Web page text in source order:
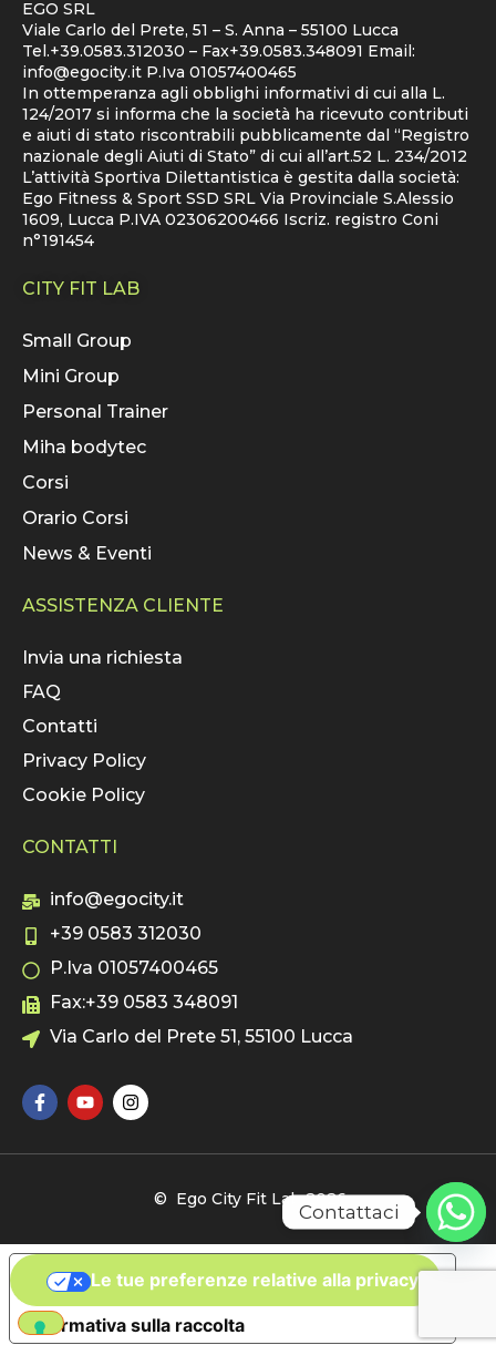
EGO SRL
Viale Carlo del Prete, 51 – S. Anna – 55100 Lucca
Tel.+39.0583.312030 – Fax+39.0583.348091 Email:
info@egocity.it P.Iva 01057400465
In ottemperanza agli obblighi informativi di cui alla L.
124/2017 si informa che la società ha ricevuto contributi
e aiuti di stato riscontrabili pubblicamente dal “Registro
nazionale degli Aiuti di Stato” di cui all’art.52 L. 234/2012
L’attività Sportiva Dilettantistica è gestita dalla società:
Ego Fitness & Sport SSD SRL Via Provinciale S.Alessio
1609, Lucca P.IVA 02306200466 Iscriz. registro Coni
n°191454
CITY FIT LAB
Small Group
Mini Group
Personal Trainer
Miha bodytec
Corsi
Orario Corsi
News & Eventi
ASSISTENZA CLIENTE
Invia una richiesta
FAQ
Contatti
Privacy Policy
Cookie Policy
CONTATTI
info@egocity.it
+39 0583 312030
P.Iva 01057400465
Fax:+39 0583 348091
Via Carlo del Prete 51, 55100 Lucca
© Ego City Fit Lab 2026
Contattaci
Informativa sulla raccolta
Le tue preferenze relative alla privacy